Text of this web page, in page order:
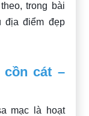
trong bài
địa điểm đẹp
cát –
mạc là hoạt